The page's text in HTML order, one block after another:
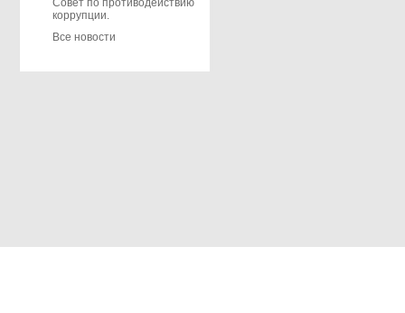
Совет по противодействию
коррупции.
Все новости